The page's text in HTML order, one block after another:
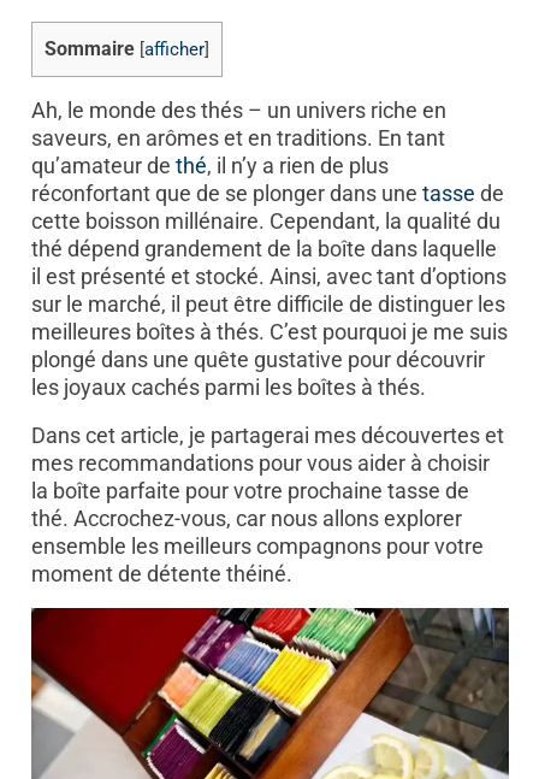
Sommaire afficher]
Ah, le monde des thés – un univers riche en
saveurs, en arômes et en traditions. En tant
qu’amateur de thé, il n’y a rien de plus
réconfortant que de se plonger dans une tasse de
cette boisson millénaire. Cependant, la qualité du
thé dépend grandement de la boîte dans laquelle
il est présenté et stocké. Ainsi, avec tant d’options
sur le marché, il peut être difficile de distinguer les
meilleures boîtes à thés. C’est pourquoi je me suis
plongé dans une quête gustative pour découvrir
les joyaux cachés parmi les boîtes à thés.
Dans cet article, je partagerai mes découvertes et
mes recommandations pour vous aider à choisir
la boîte parfaite pour votre prochaine tasse de
thé. Accrochez-vous, car nous allons explorer
ensemble les meilleurs compagnons pour votre
moment de détente théiné.